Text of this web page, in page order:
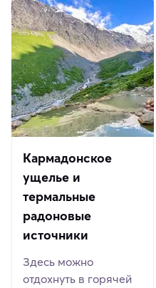
Кармадонское
ущелье и
термальные
радоновые
источники
Здесь можно
отдохнуть в горячей